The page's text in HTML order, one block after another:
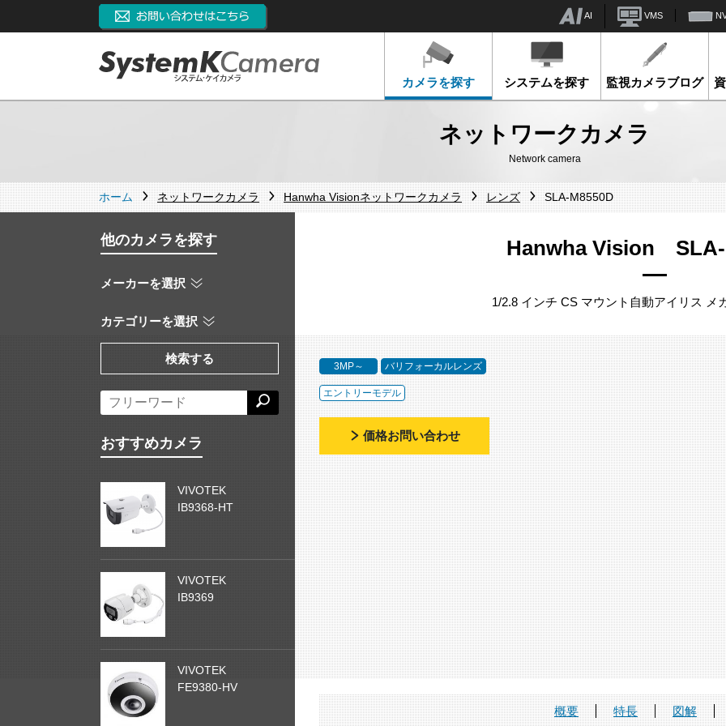
AI VMS
カメラを探す システムを探す 監視カメラブログ
ネットワークカメラ
Network camera
ホーム ネットワークカメラ Hanwha Visionネットワークカメラ レンズ SLA-M8550D
Hanwha Vision SLA-
1/2.8 インチ CS マウント自動アイリス メ
3MP～ バリフォーカルレンズ
エントリーモデル
価格お問い合わせ
概要 特長 図解
他のカメラを探す
メーカーを選択
カテゴリーを選択
検索する
おすすめカメラ
VIVOTEK
IB9368-HT
VIVOTEK
IB9369
VIVOTEK
FE9380-HV